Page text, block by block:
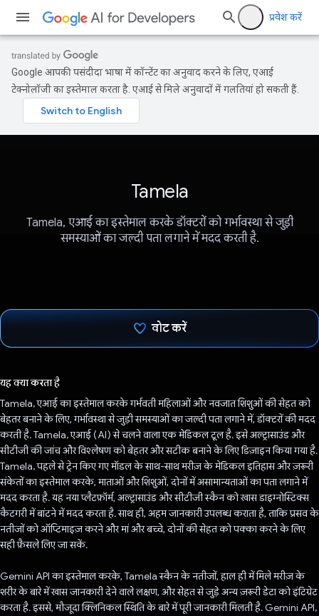
प्रवेश करें
Google आपकी पसंदीदा भाषा में कॉन्टेंट का अनुवाद करने के लिए, एआई
टेक्नोलॉजी का इस्तेमाल करता है. एआई से मिले अनुवादों में गलतियां हो सकती हैं.
Tamela
Tamela, एआई का इस्तेमाल करके डॉक्टरों को गर्भावस्था से जुड़ी
समस्याओं का जल्दी पता लगाने में मदद करती है.
वोट करें
यह क्या करता है
Tamela, एआई का इस्तेमाल करके गर्भवती महिलाओं और नवजात शिशुओं की सेहत को
बेहतर बनाने के लिए, गर्भावस्था से जुड़ी समस्याओं का जल्दी पता लगाने में, डॉक्टरों की मदद
करती है. Tamela, एआई (AI) से चलने वाला एक मेडिकल टूल है. इसे अल्ट्रासाउंड और
सीटीजी की जांच और विश्लेषण को बेहतर और सटीक बनाने के लिए डिज़ाइन किया गया है.
Tamela, पहले से ट्रेन किए गए मॉडल के साथ-साथ मरीज़ के मेडिकल इतिहास और ज़रूरी
संकेतों का इस्तेमाल करके, माताओं और शिशुओं, दोनों में असामान्यताओं का पता लगाने में
मदद करता है. यह नया प्लैटफ़ॉर्म, अल्ट्रासाउंड और सीटीजी स्कैन को खास डाइग्नोस्टिक्स
कैटगरी में बांटने में मदद करता है. साथ ही, अहम जानकारी उपलब्ध कराता है, ताकि प्रसव के
नतीजों को ऑप्टिमाइज़ करने और मां और बच्चे, दोनों की सेहत को पक्का करने के लिए
सही फ़ैसले लिए जा सकें.
Gemini API का इस्तेमाल करके, Tamela स्कैन के नतीजों, हाल ही में मिले मरीज़ के
शरीर के बारे में खास जानकारी देने वाले लक्षण, और सेहत से जुड़े अन्य ज़रूरी डेटा को इंटिग्रेट
करता है. इससे, मौजूदा क्लिनिकल स्थिति के बारे में पूरी जानकारी मिलती है. Gemini API,